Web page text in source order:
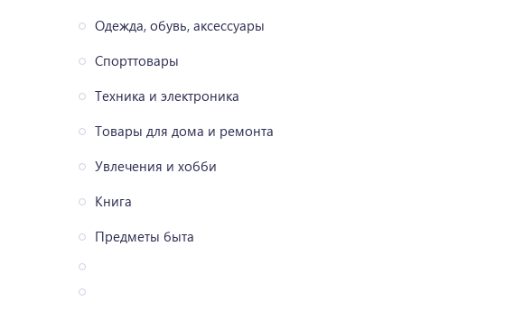
Одежда, обувь, аксессуары
Спорттовары
Техника и электроника
Товары для дома и ремонта
Увлечения и хобби
Книга
Предметы быта